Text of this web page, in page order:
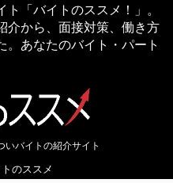
「バイトのススメ！」。
介から、面接対策、働き方
。あなたのバイト・パート
いバイトの紹介サイト
のススメ